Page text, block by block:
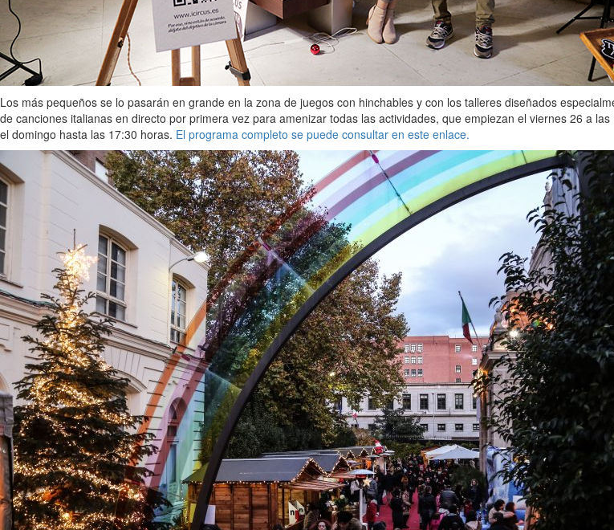
Los más pequeños se lo pasarán en grande en la zona de juegos con hinchables y con los talleres diseñados
de canciones italianas en directo por primera vez para amenizar todas las actividades, que empiezan el viernes 26 a
el domingo hasta las 17:30 horas. El programa completo se puede consultar en este enlace.